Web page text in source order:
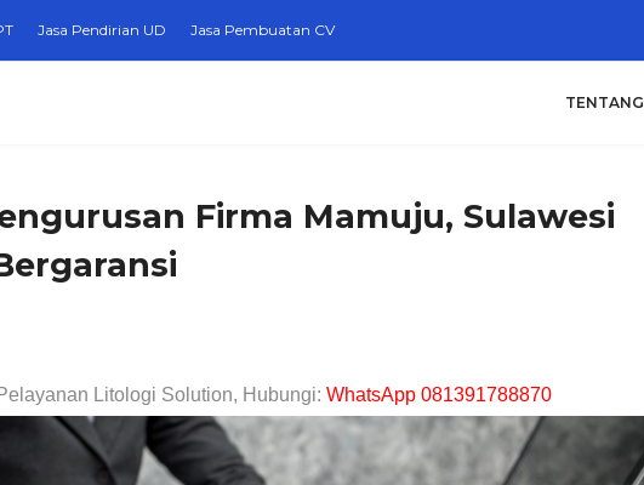
Jasa Pendirian UD Jasa Pembuatan CV
TENTANG
Firma Mamuju, Sulawesi
Pelayanan Litologi Solution, Hubungi: WhatsApp 081391788870